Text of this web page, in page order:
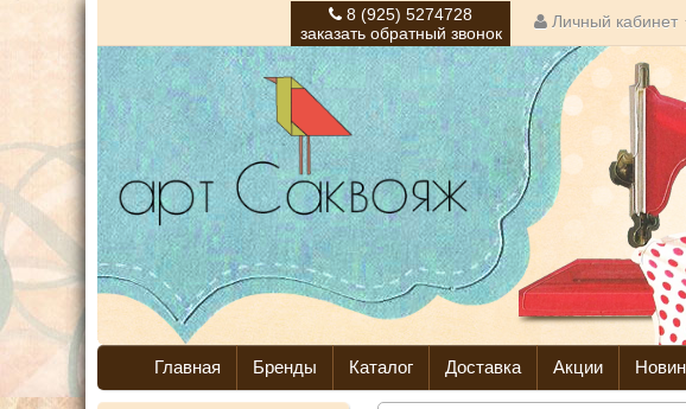
8 (925) 5274728
заказать обратный звонок
Личный кабинет
Главная Бренды Каталог Доставка Акции